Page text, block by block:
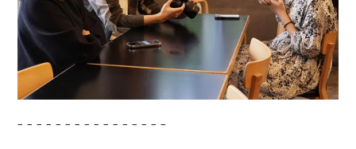
– – – – – – – – – – – – – – – –